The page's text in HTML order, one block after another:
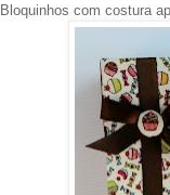
Bloquinhos com costura